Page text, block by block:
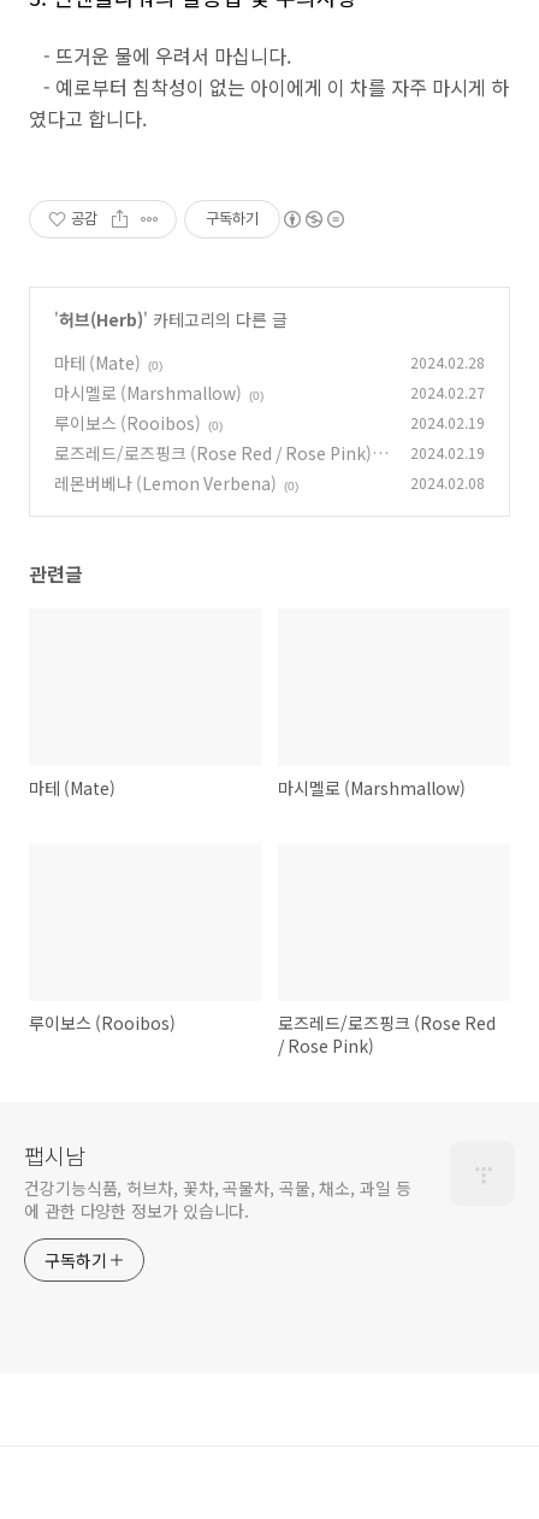
- 뜨거운 물에 우려서 마십니다.
- 예로부터 침착성이 없는 아이에게 이 차를 자주 마시게 하
였다고 합니다.
공감 구독하기
'허브(Herb)' 카테고리의 다른 글
마테 (Mate)
(0) 2024.02.28
마시멜로 (Marshmallow) (0) 2024.02.27
루이보스 (Rooibos) (0) 2024.02.19
로즈레드/로즈핑크 (Rose Red / Rose Pink)
(0)
2024.02.19
레몬버베나 (Lemon Verbena) (0) 2024.02.08
관련글
마테 (Mate) 마시멜로 (Marshmallow)
루이보스 (Rooibos)
로즈레드/로즈핑크 (Rose Red
/ Rose Pink)
팹시남
건강기능식품, 허브차, 꽃차, 곡물차, 곡물, 채소, 과일 등
에 관한 다양한 정보가 있습니다.
구독하기